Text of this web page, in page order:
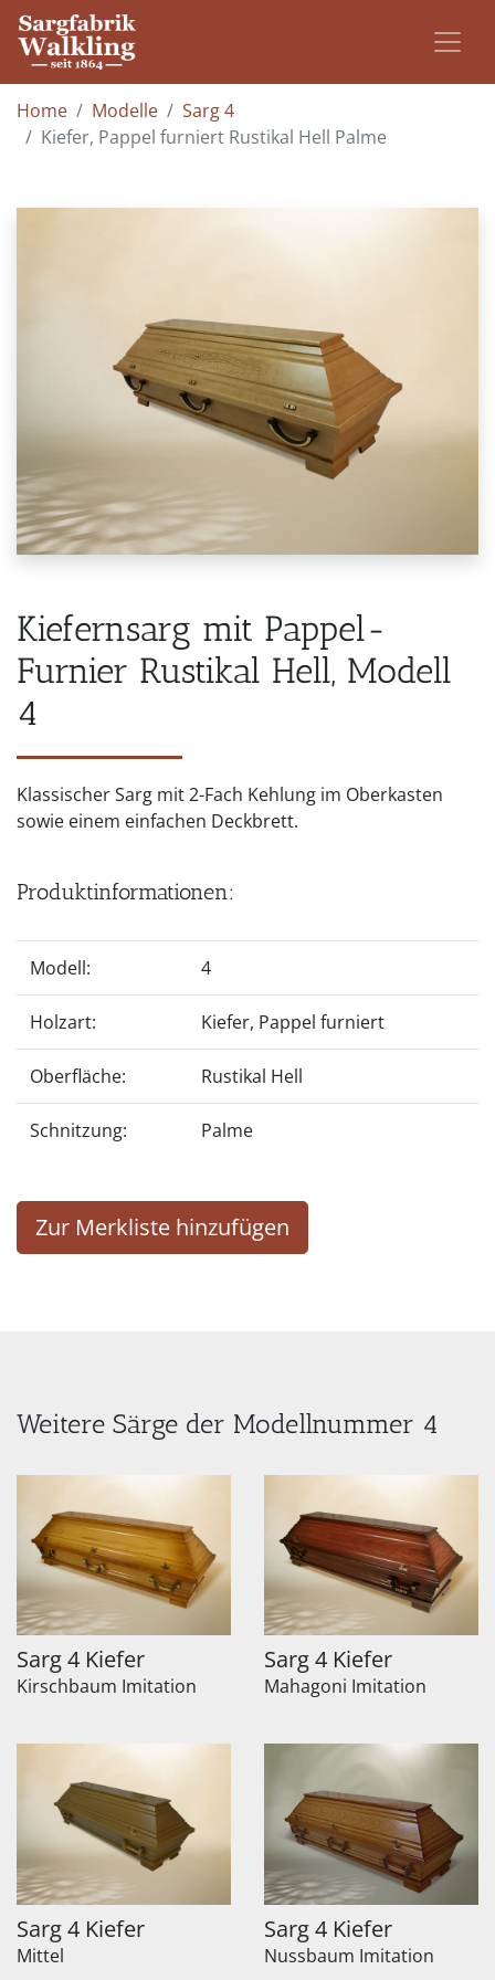
Home Modelle
Sarg 4
Kiefer, Pappel furniert Rustikal Hell Palme
Kiefernsarg mit Pappel-
Furnier Rustikal Hell, Modell
4
Klassischer Sarg mit 2-Fach Kehlung im Oberkasten
sowie einem einfachen Deckbrett.
Produktinformationen:
Modell: 4
Holzart: Kiefer, Pappel furniert
Oberfläche: Rustikal Hell
Schnitzung: Palme
Zur Merkliste hinzufügen
Weitere Särge der Modellnummer 4
Sarg 4 Kiefer
Kirschbaum Imitation
Sarg 4 Kiefer
Mahagoni Imitation
Sarg 4 Kiefer
Mittel
Sarg 4 Kiefer
Nussbaum Imitation